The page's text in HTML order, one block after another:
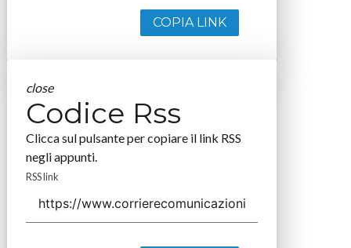
COPIA LINK
close
Codice Rss
Clicca sul pulsante per copiare il link RSS
negli appunti.
RSS link